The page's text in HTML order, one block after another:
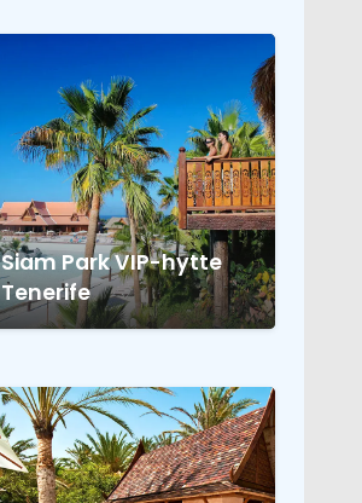
Siam Park VIP-hytte
Tenerife